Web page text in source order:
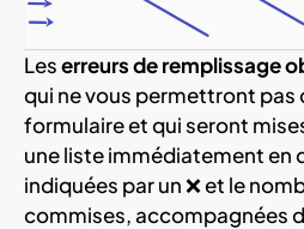
Leserreurs de remplissage
qui ne vous permettront pas
formulaire et qui seront
une liste immédiatement en
indiquées par un ❌ et le
commises, accompagnées